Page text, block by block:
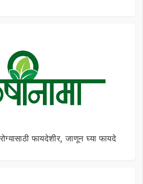
फायदेशीर, जाणून घ्या फायदे